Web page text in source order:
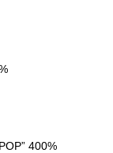
400%